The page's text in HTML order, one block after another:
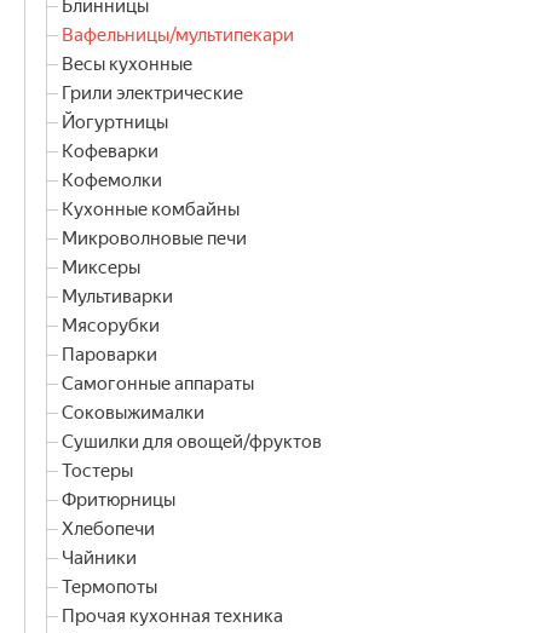
Блинницы
Вафельницы/мультипекари
Весы кухонные
Грили электрические
Йогуртницы
Кофеварки
Кофемолки
Кухонные комбайны
Микроволновые печи
Миксеры
Мультиварки
Мясорубки
Пароварки
Самогонные аппараты
Соковыжималки
Сушилки для овощей/фруктов
Тостеры
Фритюрницы
Хлебопечи
Чайники
Термопоты
Прочая кухонная техника